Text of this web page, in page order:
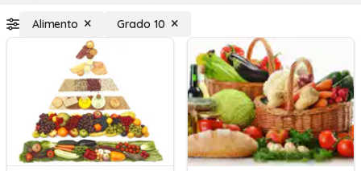
Alimento Grado 10